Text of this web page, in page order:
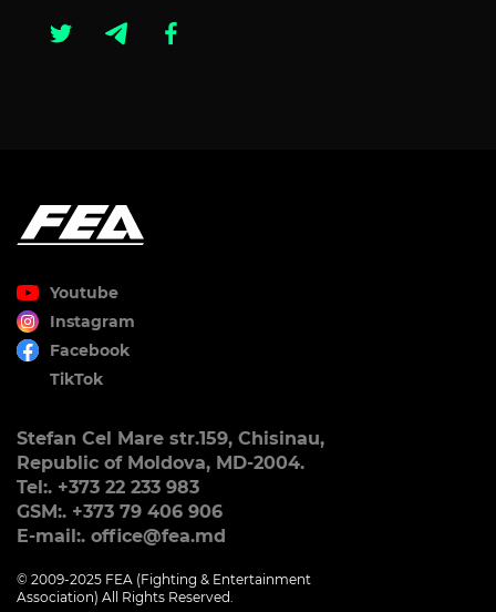
Youtube
Instagram
Facebook
TikTok
Stefan Cel Mare str.159, Chisinau,
Republic of Moldova, MD-2004.
Tel:. +373 22 233 983
GSM:. +373 79 406 906
E-mail:. office@fea.md
© 2009-2025 FEA (Fighting & Entertainment
Association) All Rights Reserved.